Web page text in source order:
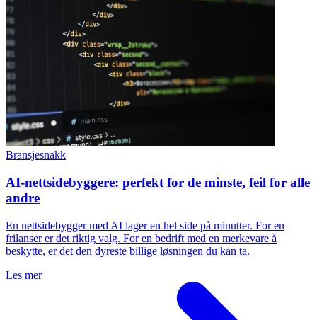
Bransjesnakk
AI-nettsidebyggere: perfekt for de minste, feil for alle
andre
En nettsidebygger med AI lager en hel side på minutter. For en
frilanser er det riktig valg. For en bedrift med en merkevare å
beskytte, er det den dyreste billige løsningen du kan ta.
Les mer